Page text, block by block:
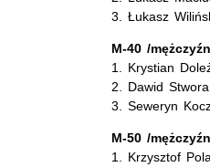
3. Łukasz
M-40 /
1. Krystian
2. Dawid
3. Seweryn
M-50 /
1. Krzysztof